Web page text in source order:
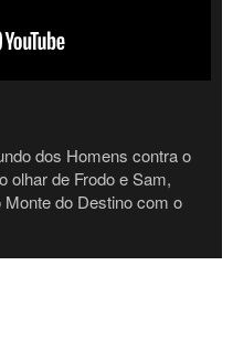
dos Homens contra o
olhar de Frodo e Sam,
do Destino com o